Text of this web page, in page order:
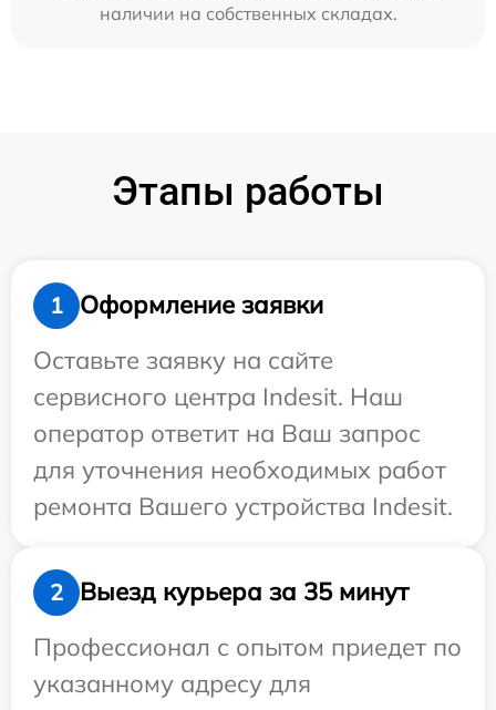
наличии на собственных складах.
Этапы работы
1
Оформление заявки
Оставьте заявку на сайте
сервисного центра Indesit. Наш
оператор ответит на Ваш запрос
для уточнения необходимых работ
ремонта Вашего устройства Indesit.
2
Выезд курьера за 35 минут
Профессионал с опытом приедет по
указанному адресу для